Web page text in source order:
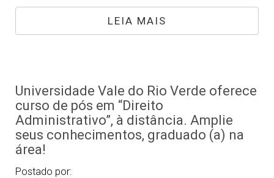
LEIA MAIS
Universidade Vale do Rio Verde oferece
curso de pós em “Direito
Administrativo”, à distância. Amplie
seus conhecimentos, graduado (a) na
área!
Postado por: